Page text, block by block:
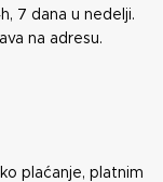
7 dana u nedelji.
na adresu.
plaćanje, platnim